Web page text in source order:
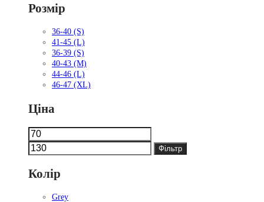
Розмір
36-40 (S)
41-45 (L)
36-39 (S)
40-43 (M)
44-46 (L)
46-47 (XL)
Ціна
Мінімальна
ціна
ціна
Фільтр
Колір
Grey